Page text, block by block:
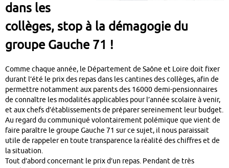
dans les
collèges, stop à la démagogie du
groupe Gauche 71 !
Comme chaque année, le Département de Saône et Loire doit fixer
durant l’été le prix des repas dans les cantines des collèges, afin de
permettre notamment aux parents des 16000 demi-pensionnaires
de connaître les modalités applicables pour l’année scolaire à venir,
et aux chefs d’établissements de préparer sereinement leur budget.
Au regard du communiqué volontairement polémique que vient de
faire paraître le groupe Gauche 71 sur ce sujet, il nous paraissait
utile de rappeler en toute transparence la réalité des chiffres et de
la situation.
Tout d’abord concernant le prix d’un repas. Pendant de très